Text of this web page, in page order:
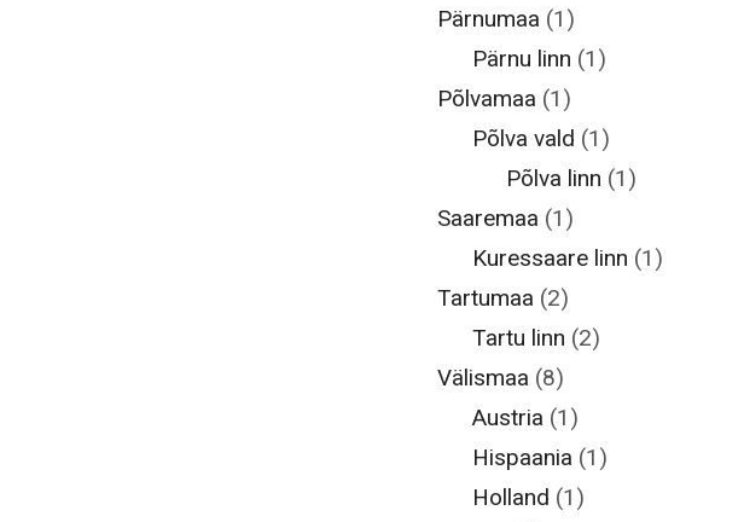
Pärnumaa (1)
Pärnu linn (1)
Põlvamaa (1)
Põlva vald (1)
Põlva linn (1)
Saaremaa (1)
Kuressaare linn (1)
Tartumaa (2)
Tartu linn (2)
Välismaa (8)
Austria (1)
Hispaania (1)
Holland (1)